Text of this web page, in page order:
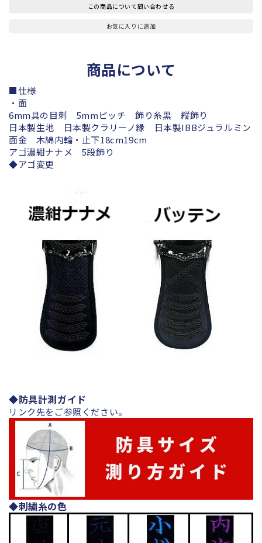
この商品について問い合わせる
お気に入りに追加
商品について
■仕様
・面
6mm具の目刺 5mmピッチ 飾り糸黒 縦飾り
日本製生地 日本製クラリーノ縁 日本製IBBジュラルミン
面金 木綿内輪・止下18cm19cm
アゴ濃紺ナナメ 5段飾り
◆アゴ変更
◆防具計測ガイド
リンク先をご参照ください。
◆刺繍糸の色